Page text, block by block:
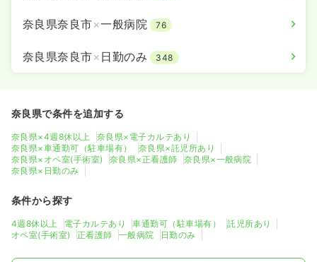
奈良県奈良市×一般病院 76
奈良県奈良市× 日勤のみ 348
奈良県で条件を追加する
奈良県×4週8休以上
奈良県×電子カルテあり
奈良県×車通勤可（駐車場有）
奈良県×託児所あり
奈良県×オペ室(手術室)
奈良県×正看護師
奈良県×一般病院
奈良県×日勤のみ
条件から探す
4週8休以上 電子カルテあり 車通勤可（駐車場有）
託児所あり
オペ室(手術室)
正看護師 一般病院 日勤のみ